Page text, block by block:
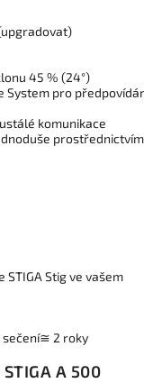
45 % (24°)
System pro
komunikace
prostřednictvím
Stig ve vašem
sečení≅ 2 roky
A 500